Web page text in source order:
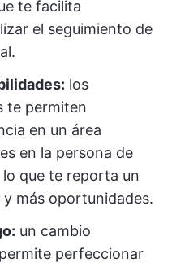
te facilita
el seguimiento de
los
te permiten
en un área
en la persona de
que te reporta un
más oportunidades.
un cambio
perfeccionar